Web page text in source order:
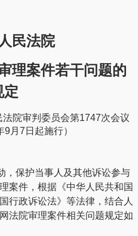
民法院
理案件若干问题的
定
法院审判委员会第1747次会议
月7日起施行）
，保护当事人及其他诉讼参与
案件，根据《中华人民共和国
行政诉讼法》等法律，结合人
法院审理案件相关问题规定如